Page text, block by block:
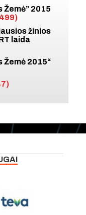
2015
žinios
laida
Žemė 2015“